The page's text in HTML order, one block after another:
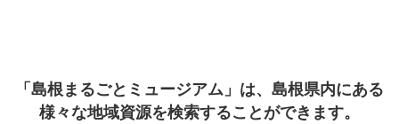
「島根まるごとミュージアム」は、島根県内にある
様々な地域資源を検索することができます。